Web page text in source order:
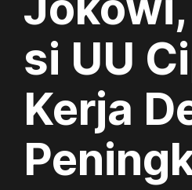
si UU
Kerja